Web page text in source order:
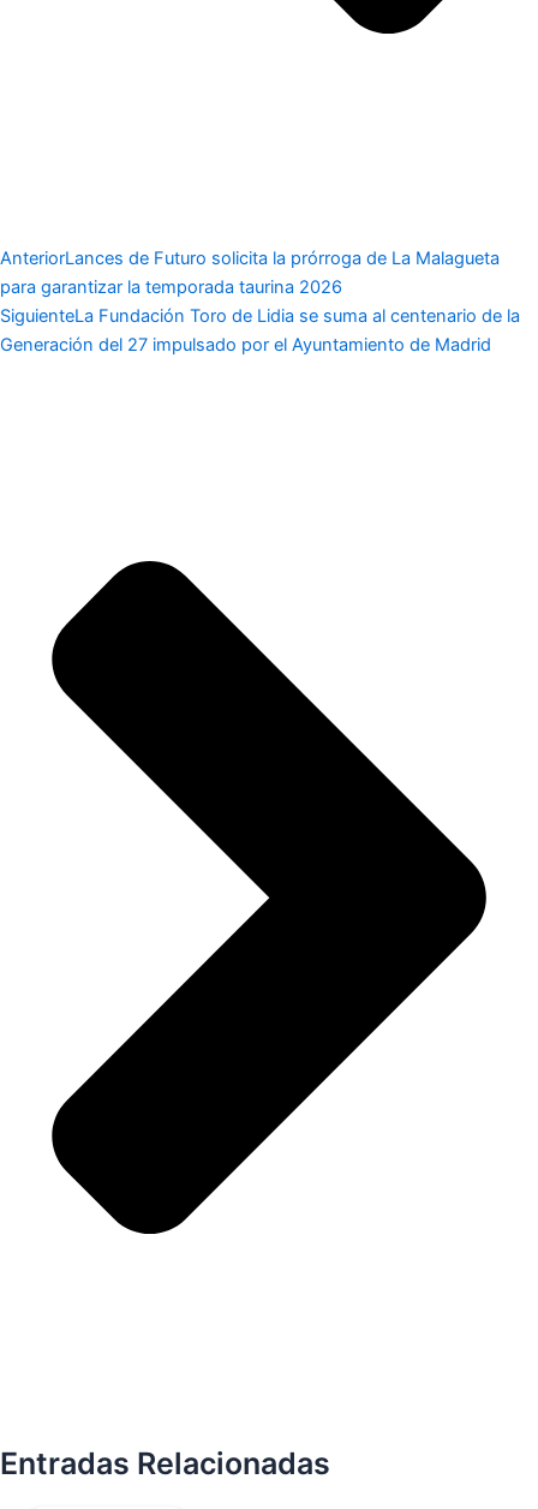
AnteriorLances de Futuro solicita la prórroga de La Malagueta
para garantizar la temporada taurina 2026
SiguienteLa Fundación Toro de Lidia se suma al centenario de la
Generación del 27 impulsado por el Ayuntamiento de Madrid
Entradas Relacionadas